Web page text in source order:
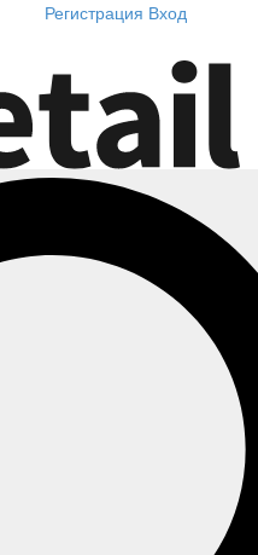
Регистрация Вход